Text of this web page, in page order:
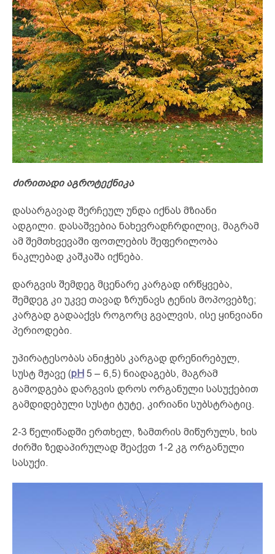
ძირითადი აგროტექნიკა
დასარგავად შერჩეულ უნდა იქნას მზიანი
ადგილი. დასაშვებია ნახევრადჩრდილიც, მაგრამ
ამ შემთხვევაში ფოთლების შეფერილობა
ნაკლებად კაშკაშა იქნება.
დარგვის შემდეგ მცენარე კარგად ირწყვება,
შემდეგ კი უკვე თავად ზრუნავს ტენის მოპოვებზე;
კარგად გადააქვს როგორც გვალვის, ისე ყინვიანი
პერიოდები.
უპირატესობას ანიჭებს კარგად დრენირებულ,
სუსტ მჟავე (рН 5 – 6,5) ნიადაგებს, მაგრამ
გამოდგება დარგვის დროს ორგანული სასუქებით
გამდიდებული სუსტი ტუტე, კირიანი სუბსტრატიც.
2-3 წელიწადში ერთხელ, ზამთრის მიწურულს, ხის
ძირში ზედაპირულად შეაქვთ 1-2 კგ ორგანული
სასუქი.